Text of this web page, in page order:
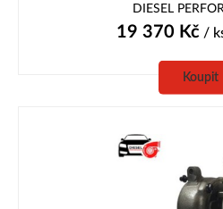
DIESEL
19 370 Kč/
Koupit